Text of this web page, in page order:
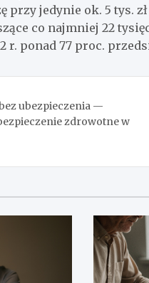
przy jedynie ok. 5 tys.
co najmniej 22
r. ponad 77 proc.
ubezpieczenia —
zdrowotne w